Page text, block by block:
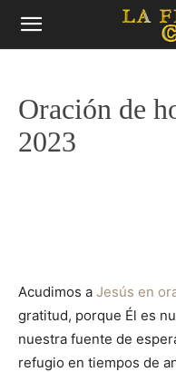
Oración de
2023
Acudimos a Jesús en
gratitud, porque Él es
nuestra fuente de
refugio en tiempos de